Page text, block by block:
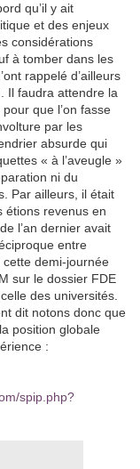
qu’il y ait
et des enjeux
considérations
à tomber dans les
rappelé d’ailleurs
Il faudra attendre la
que l’on fasse
par les
absurde qui
« à l’aveugle »
ni du
Par ailleurs, il était
étions revenus en
l’an dernier avait
entre
cette demi-journée
sur le dossier FDE
des universités.
dit notons donc que
position globale
:
spip.php?